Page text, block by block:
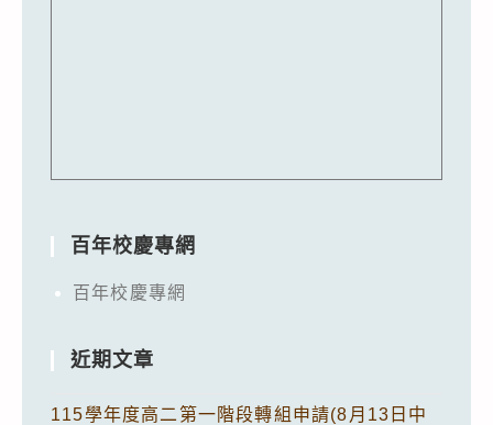
百年校慶專網
百年校慶專網
近期文章
115學年度高二第一階段轉組申請(8月13日中